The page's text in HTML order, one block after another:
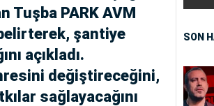
Tuşba PARK AVM
şantiye
açıkladı.
değiştireceğini,
sağlayacağını
SON